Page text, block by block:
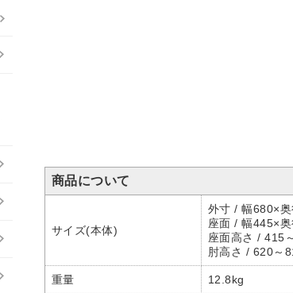
商品について
サイズ(本体)
外寸 / 幅680×
座面 / 幅445×
座面高さ / 415
肘高さ / 620～
重量 12.8kg